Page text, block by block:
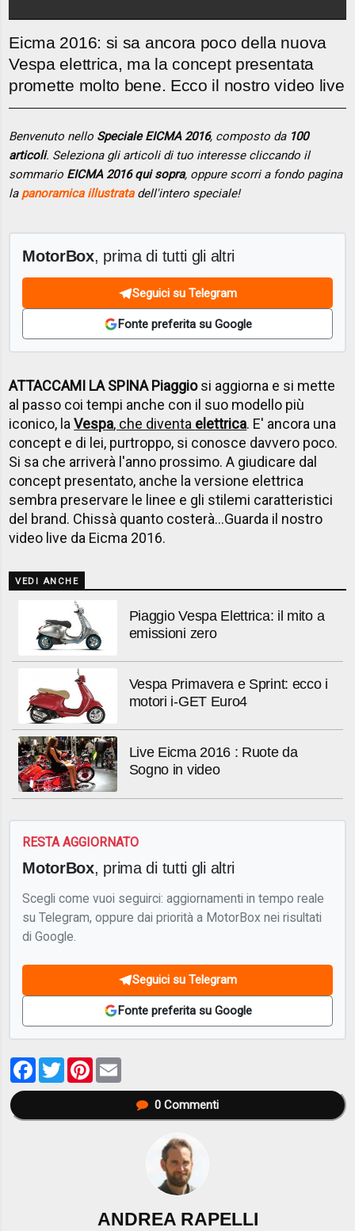
Eicma 2016: si sa ancora poco della nuova
Vespa elettrica, ma la concept presentata
promette molto bene. Ecco il nostro video live
Benvenuto nello Speciale EICMA 2016, composto da 100
articoli. Seleziona gli articoli di tuo interesse cliccando il
sommario EICMA 2016 qui sopra, oppure scorri a fondo pagina
la panoramica illustratadell'intero speciale!
MotorBox, prima di tutti gli altri
Seguici su Telegram
Fonte preferita su Google
ATTACCAMI LA SPINA Piaggiosi aggiorna e si mette
al passo coi tempi anche con il suo modello più
iconico, laVespa, che diventa elettrica. E' ancora una
concept e di lei, purtroppo, si conosce davvero poco.
Si sa che arriverà l'anno prossimo. A giudicare dal
concept presentato, anche la versione elettrica
sembra preservare le linee e gli stilemi caratteristici
del brand. Chissà quanto costerà...Guarda il nostro
video live da Eicma 2016.
VEDI ANCHE
Piaggio Vespa Elettrica: il mito a
emissioni zero
Vespa Primavera e Sprint: ecco i
motori i-GET Euro4
Live Eicma 2016 : Ruote da
Sogno in video
RESTA AGGIORNATO
MotorBox, prima di tutti gli altri
Scegli come vuoi seguirci: aggiornamenti in tempo reale
su Telegram, oppure dai priorità a MotorBox nei risultati
di Google.
Seguici su Telegram
Fonte preferita su Google
Facebook
TwitterPinterest
0Commenti
ANDREA RAPELLI